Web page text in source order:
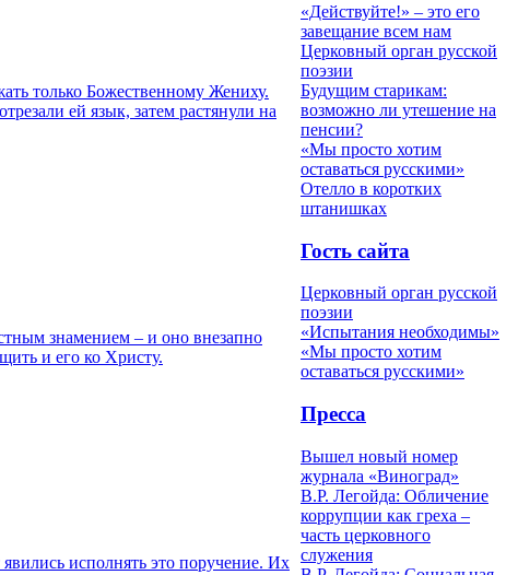
только Божественному Жениху.
ей язык, затем растянули на
знамением – и оно внезапно
и его ко Христу.
исполнять это поручение. Их
«Действуйте!» – это его
завещание всем нам
Церковный орган русской
поэзии
Будущим старикам:
возможно ли утешение на
пенсии?
«Мы просто хотим
оставаться русскими»
Отелло в коротких
штанишках
Гость сайта
Церковный орган русской
поэзии
«Испытания необходимы»
«Мы просто хотим
оставаться русскими»
Пресса
Вышел новый номер
журнала «Виноград»
В.Р. Легойда: Обличение
коррупции как греха –
часть церковного
служения